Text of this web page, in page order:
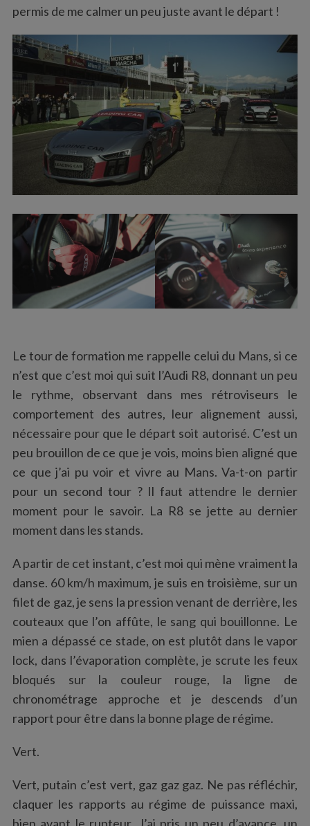
permis de me calmer un peu juste avant le départ !
Le tour de formation me rappelle celui du Mans, si ce
n’est que c’est moi qui suit l’Audi R8, donnant un peu
le rythme, observant dans mes rétroviseurs le
comportement des autres, leur alignement aussi,
nécessaire pour que le départ soit autorisé. C’est un
peu brouillon de ce que je vois, moins bien aligné que
ce que j’ai pu voir et vivre au Mans. Va-t-on partir
pour un second tour ? Il faut attendre le dernier
moment pour le savoir. La R8 se jette au dernier
moment dans les stands.
A partir de cet instant, c’est moi qui mène vraiment la
danse. 60 km/h maximum, je suis en troisième, sur un
filet de gaz, je sens la pression venant de derrière, les
couteaux que l’on affûte, le sang qui bouillonne. Le
mien a dépassé ce stade, on est plutôt dans le vapor
lock, dans l’évaporation complète, je scrute les feux
bloqués sur la couleur rouge, la ligne de
chronométrage approche et je descends d’un
rapport pour être dans la bonne plage de régime.
Vert.
Vert, putain c’est vert, gaz gaz gaz. Ne pas réfléchir,
claquer les rapports au régime de puissance maxi,